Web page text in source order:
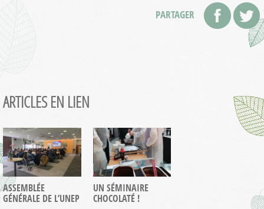
PARTAGER
ARTICLES EN LIEN
ASSEMBLÉE
GÉNÉRALE DE L’UNEP
UN SÉMINAIRE
CHOCOLATÉ !